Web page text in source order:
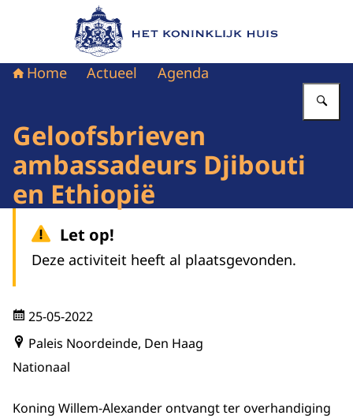
Naar de homepage van Het Koninklijk Huis
Home Actueel Agenda
Geloofsbrieven
ambassadeurs Djibouti
en Ethiopië
Let op!
Deze activiteit heeft al plaatsgevonden.
25-05-2022
Paleis Noordeinde, Den Haag
Nationaal
Koning Willem-Alexander ontvangt ter overhandiging